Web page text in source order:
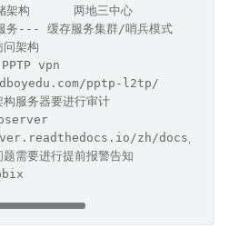
架构      两地三中心
务--- 缓存服务集群/哨兵模式
架构
PPTP vpn
pptp-l2tp/
服务器要进行审计
zh/docs/
需要进行提前报警告知